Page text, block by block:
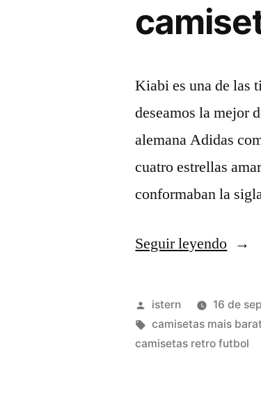
Kiabi es una de las
deseamos la mejor
alemana Adidas
cuatro estrellas
conformaban la
Seguir leyendo
Publicado
por
istern 16 de
Etiquetas:
camisetas mais
camisetas retro futbol